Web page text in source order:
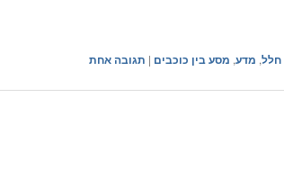
חלל, מדע, מסע בין כוכבים | תגובה אחת